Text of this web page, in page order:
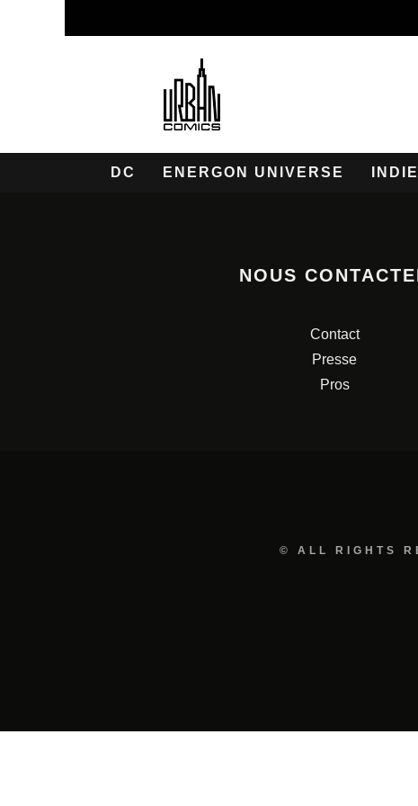
DC ENERGON UNIVERSE
NOUS
Contact
Presse
Pros
© ALL RIGHTS